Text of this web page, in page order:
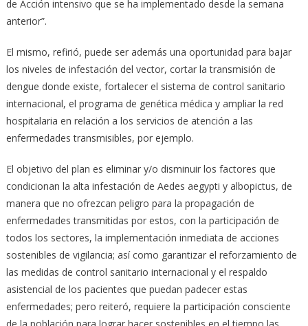
de Acción intensivo que se ha implementado desde la semana
anterior”.
El mismo, refirió, puede ser además una oportunidad para bajar
los niveles de infestación del vector, cortar la transmisión de
dengue donde existe, fortalecer el sistema de control sanitario
internacional, el programa de genética médica y ampliar la red
hospitalaria en relación a los servicios de atención a las
enfermedades transmisibles, por ejemplo.
El objetivo del plan es eliminar y/o disminuir los factores que
condicionan la alta infestación de Aedes aegypti y albopictus, de
manera que no ofrezcan peligro para la propagación de
enfermedades transmitidas por estos, con la participación de
todos los sectores, la implementación inmediata de acciones
sostenibles de vigilancia; así como garantizar el reforzamiento de
las medidas de control sanitario internacional y el respaldo
asistencial de los pacientes que puedan padecer estas
enfermedades; pero reiteró, requiere la participación consciente
de la población para lograr hacer sostenibles en el tiempo las